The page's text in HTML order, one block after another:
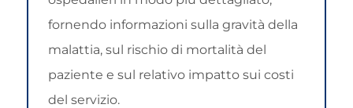
fornendo informazioni sulla gravità della
malattia, sul rischio di mortalità del
paziente e sul relativo impatto sui costi
del servizio.